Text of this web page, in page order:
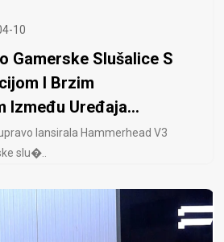
10
Gamerske Slušalice S
I Brzim
Između Uređaja...
lansirala Hammerhead V3
slu�..